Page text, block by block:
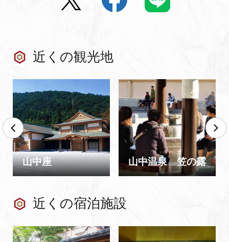
近くの観光地
山中座 山中温泉 笠の露
近くの宿泊施設